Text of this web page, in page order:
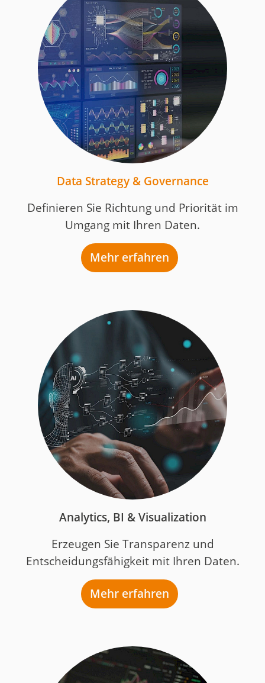
Data Strategy & Governance
Definieren Sie Richtung und Priorität im
Umgang mit Ihren Daten.
Mehr erfahren
Analytics, BI & Visualization
Erzeugen Sie Transparenz und
Entscheidungsfähigkeit mit Ihren Daten.
Mehr erfahren